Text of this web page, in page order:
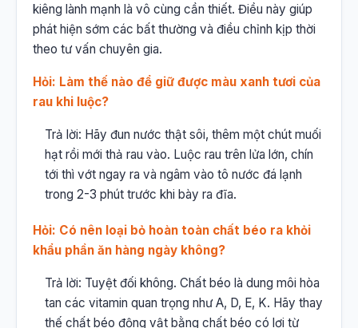
kiêng lành mạnh là vô cùng cần thiết. Điều này giúp
phát hiện sớm các bất thường và điều chỉnh kịp thời
theo tư vấn chuyên gia.
Hỏi: Làm thế nào để giữ được màu xanh tươi của
rau khi luộc?
Trả lời: Hãy đun nước thật sôi, thêm một chút muối
hạt rồi mới thả rau vào. Luộc rau trên lửa lớn, chín
tới thì vớt ngay ra và ngâm vào tô nước đá lạnh
trong 2-3 phút trước khi bày ra đĩa.
Hỏi: Có nên loại bỏ hoàn toàn chất béo ra khỏi
khẩu phần ăn hàng ngày không?
Trả lời: Tuyệt đối không. Chất béo là dung môi hòa
tan các vitamin quan trọng như A, D, E, K. Hãy thay
thế chất béo động vật bằng chất béo có lợi từ